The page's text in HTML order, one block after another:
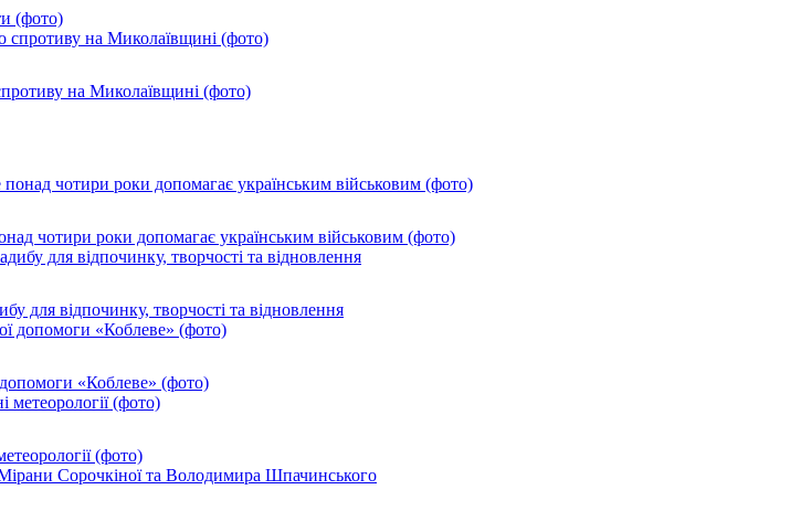
(фото)
на Миколаївщині (фото)
чотири роки допомагає українським військовим (фото)
для відпочинку, творчості та відновлення
«Коблеве» (фото)
(фото)